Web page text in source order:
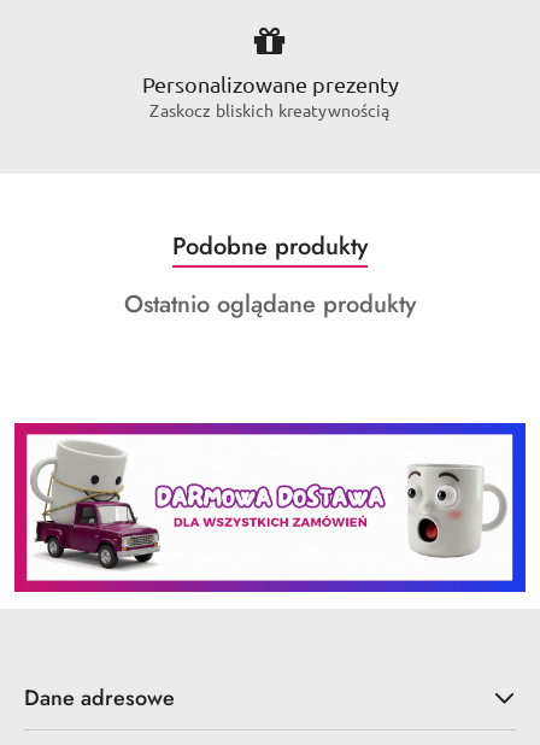
Personalizowane prezenty
Zaskocz bliskich kreatywnością
Pomiń karuzelę produktów
Produkty
o
statusie:
Podobne produkty
Produkty
Ostatnio oglądane produkty
Dane adresowe